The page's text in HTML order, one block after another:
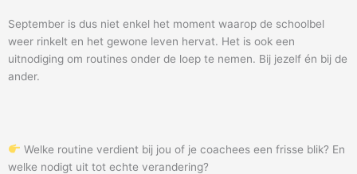
September is dus niet enkel het moment waarop de schoolbel
weer rinkelt en het gewone leven hervat. Het is ook een
uitnodiging om routines onder de loep te nemen. Bij jezelf én bij de
ander.
Welke routine verdient bij jou of je coachees een frisse blik? En
welke nodigt uit tot echte verandering?